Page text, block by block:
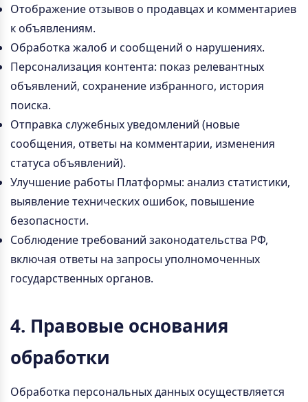
Отображение отзывов о продавцах и комментариев
к объявлениям.
Обработка жалоб и сообщений о нарушениях.
Персонализация контента: показ релевантных
объявлений, сохранение избранного, история
поиска.
Отправка служебных уведомлений (новые
сообщения, ответы на комментарии, изменения
статуса объявлений).
Улучшение работы Платформы: анализ статистики,
выявление технических ошибок, повышение
безопасности.
Соблюдение требований законодательства РФ,
включая ответы на запросы уполномоченных
государственных органов.
4. Правовые основания
обработки
Обработка персональных данных осуществляется